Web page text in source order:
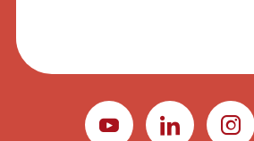
YOUTUBELINKEDIN